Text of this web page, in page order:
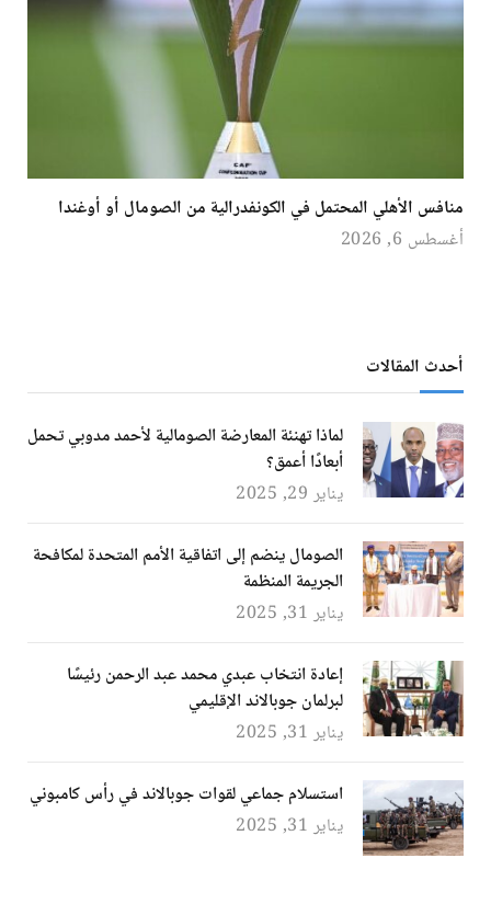
منافس الأهلي المحتمل في الكونفدرالية من الصومال أو أوغندا
أغسطس 6, 2026
أحدث المقالات
لماذا تهنئة المعارضة الصومالية لأحمد مدوبي تحمل
أبعادًا أعمق؟
يناير 29, 2025
الصومال ينضم إلى اتفاقية الأمم المتحدة لمكافحة
الجريمة المنظمة
يناير 31, 2025
إعادة انتخاب عبدي محمد عبد الرحمن رئيسًا
لبرلمان جوبالاند الإقليمي
يناير 31, 2025
استسلام جماعي لقوات جوبالاند في رأس كامبوني
يناير 31, 2025